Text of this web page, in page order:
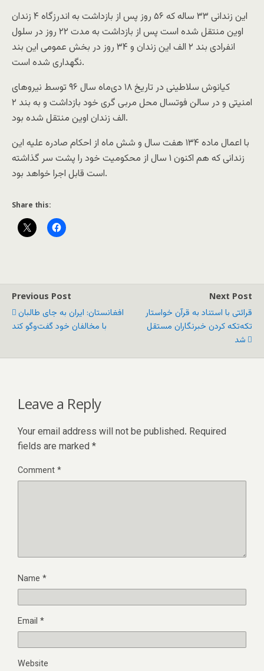
این زندانی ۳۳ ساله که ۵۶ روز پس از بازداشت به اندرزگاه ۴ زندان
اوین منتقل شده است پس از بازداشت به مدت ۲۲ روز در سلول
انفرادی بند ۲ الف این زندان و ۳۴ روز در بخش عمومی این بند
نگهداری شده است.
کیانوش سلاطینی در تاریخ ۱۸ دی‌ماه سال ۹۶ توسط نیروهای
امنیتی و در سالن فوتسال محل مربی گری خود بازداشت و به بند ۲
الف زندان اوین منتقل شده بود.
با اعمال ماده ۱۳۴ هفت سال و شش ماه از احکام صادره علیه این
زندانی که هم اکنون ۱ سال از محکومیت خود را پشت سر گذاشته
است قابل اجرا خواهد بود.
Share this:
Previous Post
افغانستان: ایران به جای طالبان
با مخالفان خود گفت‌وگو کند
Next Post
قرائتی با استناد به قرآن خواستار
تکه‌تکه کردن خبرنگاران مستقل
شد
Leave a Reply
Your email address will not be published. Required
fields are marked *
Comment*
Name *
Email *
Website